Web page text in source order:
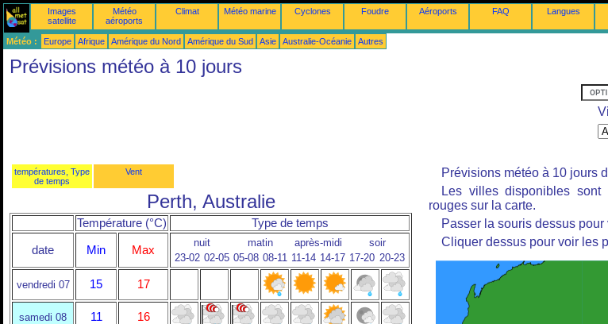
Images
satellite
Météo
aéroports
Climat Météo marine Cyclones Foudre Aéroports FAQ Langues
Météo : Europe Afrique Amérique du Nord Amérique du Sud Asie Australie-Océanie Autres
Prévisions météo à 10 jours
températures, Type
de temps
Vent
Perth, Australie
Température (°C) Type de temps
date Min Max
nuit matin après-midi
soir
23-02 02-05 05-08 08-11 11-14 14-17 17-20 20-23
vendredi 07 15 17
samedi 08 11 16
Prévisions météo à 10 jours
Les villes disponibles sont
rouges sur la carte.
Passer la souris dessus
Cliquer dessus pour voir les